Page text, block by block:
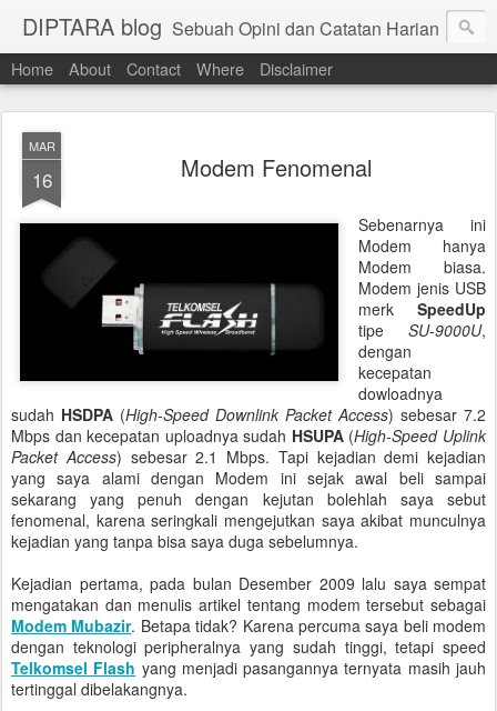
DIPTARA blog Sebuah Opini dan Catatan Harian
Home About Contact Where Disclaimer
MAR
16 Modem Fenomenal
Sebenarnya ini
Modem hanya
Modem biasa.
Modem jenis USB
merk SpeedUp
tipe SU-9000U,
dengan
kecepatan
dowloadnya
sudah HSDPA (High-Speed Downlink Packet Access) sebesar 7.2
Mbps dan kecepatan uploadnya sudah HSUPA(High-Speed Uplink
Packet Access) sebesar 2.1 Mbps. Tapi kejadian demi kejadian
yang saya alami dengan Modem ini sejak awal beli sampai
sekarang yang penuh dengan kejutan bolehlah saya sebut
fenomenal, karena seringkali mengejutkan saya akibat munculnya
kejadian yang tanpa bisa saya duga sebelumnya.
Kejadian pertama, pada bulan Desember 2009 lalu saya sempat
mengatakan dan menulis artikel tentang modem tersebut sebagai
Modem Mubazir. Betapa tidak? Karena percuma saya beli modem
dengan teknologi peripheralnya yang sudah tinggi, tetapi speed
Telkomsel Flash yang menjadi pasangannya ternyata masih jauh
tertinggal dibelakangnya.